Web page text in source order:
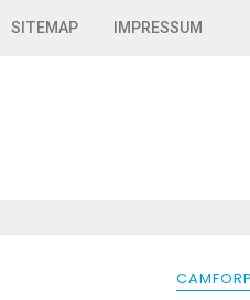
SITEMAP IMPRESSUM